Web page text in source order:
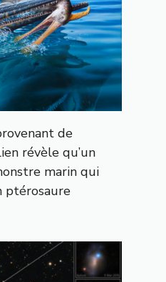
de
révèle qu’un
marin qui
ptérosaure